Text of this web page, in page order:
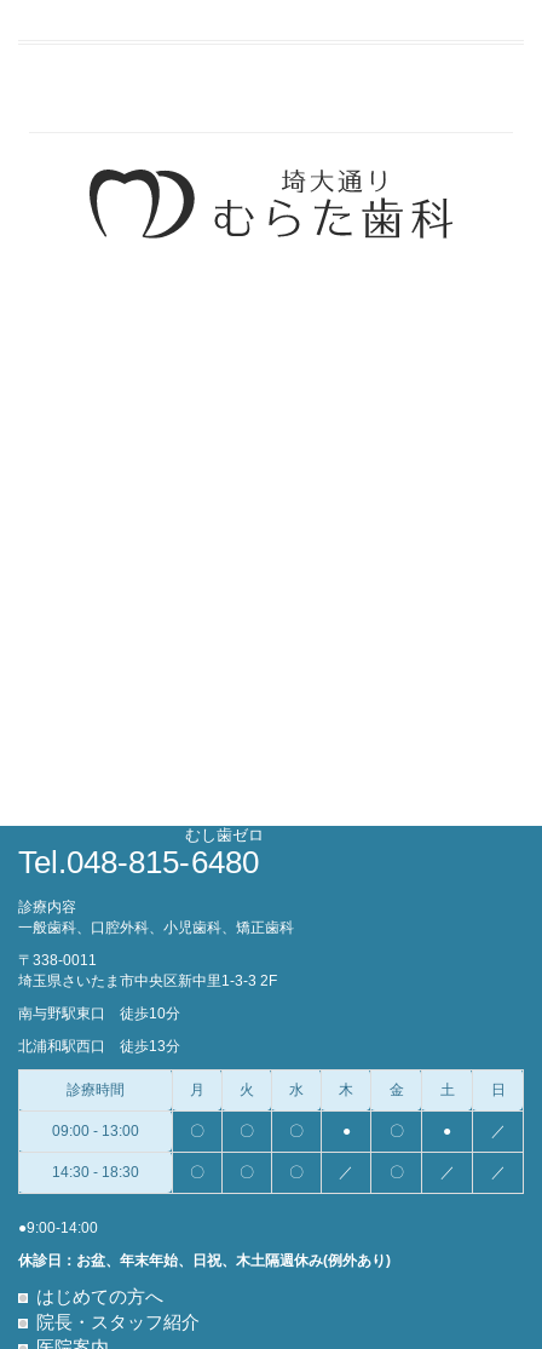
Tel.048-815-6480
むし歯ゼロ
診療内容
一般歯科、口腔外科、小児歯科、矯正歯科
〒338-0011
埼玉県さいたま市中央区新中里1-3-3 2F
南与野駅東口 徒歩10分
北浦和駅西口 徒歩13分
診療時間 月 火 水 木 金 土 日
09:00 - 13:00 〇 〇 〇 ● 〇 ● ／
14:30 - 18:30 〇 〇 〇 ／ 〇 ／ ／
●9:00-14:00
休診日：お盆、年末年始、日祝、木土隔週休み(例外あり)
はじめての方へ
院長・スタッフ紹介